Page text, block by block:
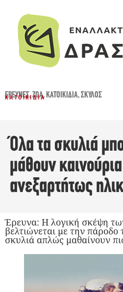
ΈΡΕΥΝΕΣ,ΖΏΑ,ΚΑΤΟΙΚΊΔΙΑ,ΣΚΎΛΟΣ
ΚΑΤΟΙΚΊΔΙΑ
Όλα τα σκυλιά
μάθουν
ανεξαρτήτως
Έρευνα: Η λογική σκέψη
βελτιώνεται με την πάροδο
σκυλιά απλώς μαθαίνουν